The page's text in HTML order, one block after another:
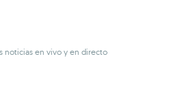
noticias en vivo y en directo